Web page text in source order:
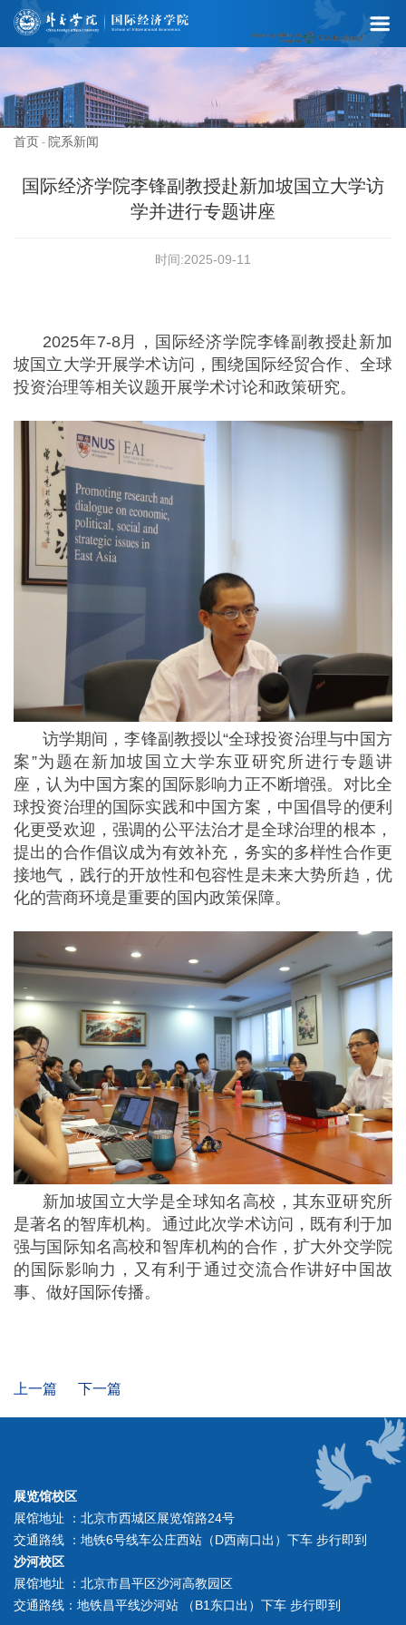
首页 - 院系新闻
国际经济学院李锋副教授赴新加坡国立大学访
学并进行专题讲座
时间:2025-09-11
2025年7-8月，国际经济学院李锋副教授赴新加
坡国立大学开展学术访问，围绕国际经贸合作、全球
投资治理等相关议题开展学术讨论和政策研究。
访学期间，李锋副教授以“全球投资治理与中国方
案”为题在新加坡国立大学东亚研究所进行专题讲
座，认为中国方案的国际影响力正不断增强。对比全
球投资治理的国际实践和中国方案，中国倡导的便利
化更受欢迎，强调的公平法治才是全球治理的根本，
提出的合作倡议成为有效补充，务实的多样性合作更
接地气，践行的开放性和包容性是未来大势所趋，优
化的营商环境是重要的国内政策保障。
新加坡国立大学是全球知名高校，其东亚研究所
是著名的智库机构。通过此次学术访问，既有利于加
强与国际知名高校和智库机构的合作，扩大外交学院
的国际影响力，又有利于通过交流合作讲好中国故
事、做好国际传播。
上一篇 下一篇
展览馆校区
展馆地址 ：北京市西城区展览馆路24号
交通路线 ：地铁6号线车公庄西站（D西南口出）下车 步行即到
沙河校区
展馆地址 ：北京市昌平区沙河高教园区
交通路线：地铁昌平线沙河站 （B1东口出）下车 步行即到